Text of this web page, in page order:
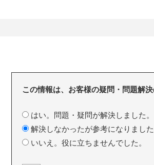
この情報は、お客様の疑問・問題解
はい。問題・疑問が解決しました。
解決しなかったが参考になりました
いいえ。役に立ちませんでした。